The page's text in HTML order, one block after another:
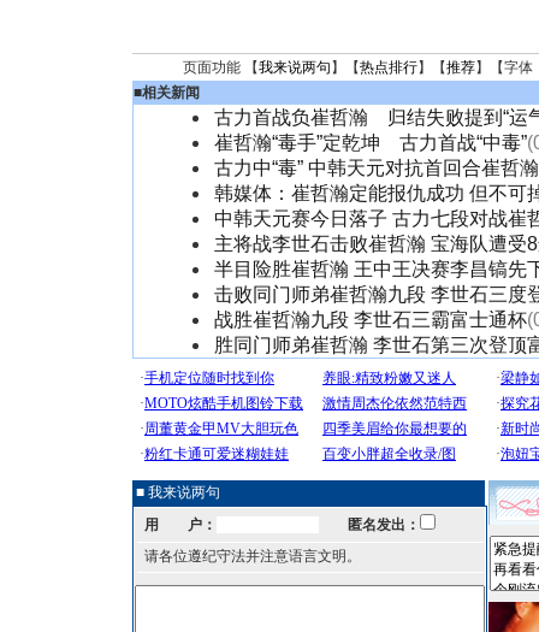
页面功能 【我来说两句 】【热点排行】【推荐】【字体
■相关新闻
古力首战负崔哲瀚 归结失败提到“运
崔哲瀚“毒手”定乾坤 古力首战“中毒”
古力中“毒” 中韩天元对抗首回合崔哲
韩媒体：崔哲瀚定能报仇成功 但不可
中韩天元赛今日落子 古力七段对战崔
主将战李世石击败崔哲瀚 宝海队遭受
半目险胜崔哲瀚 王中王决赛李昌镐先
击败同门师弟崔哲瀚九段 李世石三度
战胜崔哲瀚九段 李世石三霸富士通杯
胜同门师弟崔哲瀚 李世石第三次登顶
■ 我来说两句
用 户：
匿名发出：
请各位遵纪守法并注意语言文明。